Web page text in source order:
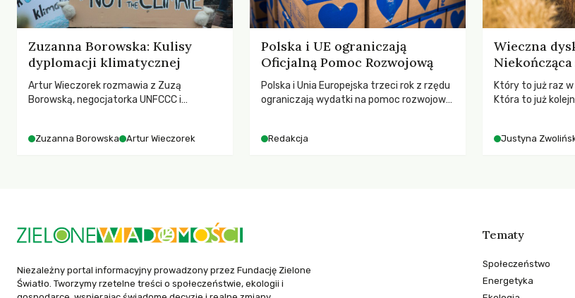
Zuzanna Borowska: Kulisy
dyplomacji klimatycznej
Artur Wieczorek rozmawia z Zuzą
Borowską, negocjatorka UNFCCC i
ruchach klimatycznych
Zuzanna Borowska Artur Wieczorek
Polska i UE ograniczają
Oficjalną Pomoc Rozwojową
Polska i Unia Europejska trzeci rok z rzędu
ograniczają wydatki na pomoc rozwojową
dla krajów najbardziej potrzebujących, a
Redakcja
Wieczna
Który to już raz
Która to już
społeczne?
Justyna
Niezależny portal informacyjny prowadzony przez Fundację Zielone
Światło. Tworzymy rzetelne treści o społeczeństwie, ekologii i
Tematy
Społeczeństwo
Energetyka